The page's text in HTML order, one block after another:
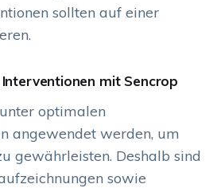
sollten auf einer
mit Sencrop
optimalen
angewendet werden, um
gewährleisten. Deshalb sind
sowie